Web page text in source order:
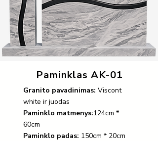
Paminklas AK-01
Granito pavadinimas: Viscont
white ir juodas
Paminklo matmenys:124cm *
60cm
Paminklo padas: 150cm * 20cm